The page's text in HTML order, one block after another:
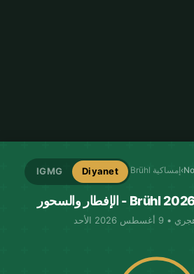
›إمساكية Brühl Diyanet
IGMG